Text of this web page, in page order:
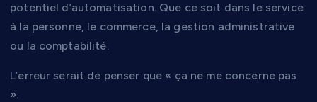
potentiel d’automatisation. Que ce soit dans le service
à la personne, le commerce, la gestion administrative
ou la comptabilité.
L’erreur serait de penser que « ça ne me concerne pas
».